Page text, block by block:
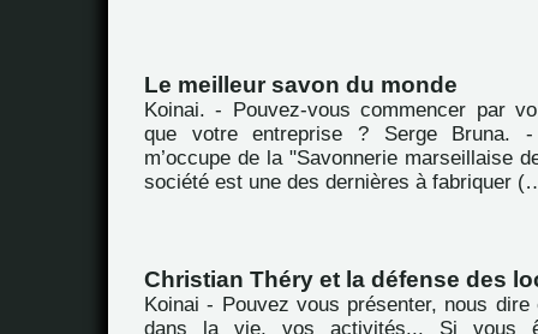
Le meilleur savon du monde
Koinai. - Pouvez-vous commencer par
que votre entreprise ? Serge Bruna.
m’occupe de la "Savonnerie marseillaise
société est une des dernières à fabriquer
Christian Théry et la défense des
Koinai - Pouvez vous présenter, nous
dans la vie, vos activités... Si vous